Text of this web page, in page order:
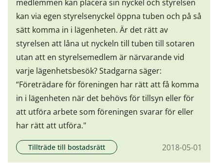
medlemmen kan placera sin nyckel och styrelsen
kan via egen styrelsenyckel öppna tuben och på så
sätt komma in i lägenheten. Är det rätt av
styrelsen att låna ut nyckeln till tuben till sotaren
utan att en styrelsemedlem är närvarande vid
varje lägenhetsbesök? Stadgarna säger:
“Företrädare för föreningen har rätt att få komma
in i lägenheten när det behövs för tillsyn eller för
att utföra arbete som föreningen svarar för eller
har rätt att utföra."
Tillträde till bostadsrätt 2018-05-01